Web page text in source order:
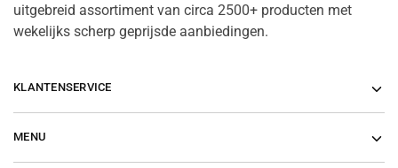
uitgebreid assortiment van circa 2500+ producten met
wekelijks scherp geprijsde aanbiedingen.
KLANTENSERVICE
MENU